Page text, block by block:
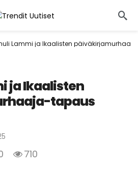
Lammi ja Ikaalisten
ja Ikaalisten
tapaus
710